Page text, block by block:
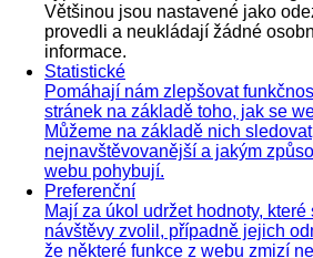
Většinou jsou nastavené jako
provedli a neukládají žádné
informace.
Statistické
Pomáhají nám zlepšovat
stránek na základě toho, jak se
Můžeme na základě nich
nejnavštěvovanější a jakým
webu pohybují.
Preferenční
Mají za úkol udržet hodnoty,
návštěvy zvolil, případně jejich
že některé funkce z webu zmizí